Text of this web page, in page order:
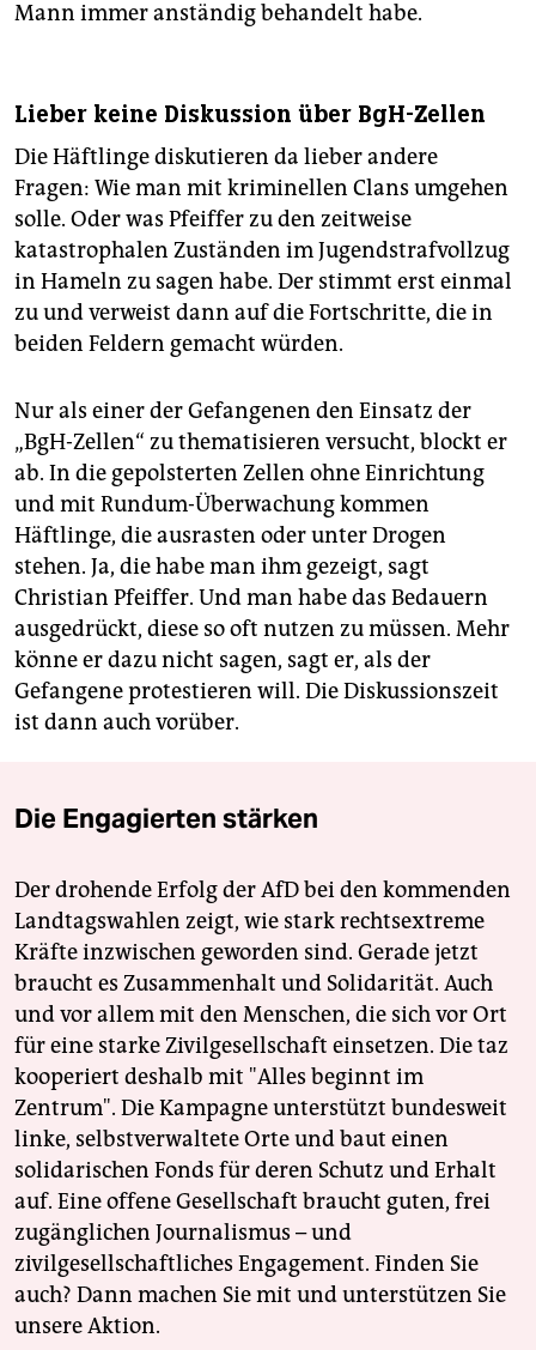
Mann immer anständig behandelt habe.
Lieber keine Diskussion über BgH-Zellen
Die Häftlinge diskutieren da lieber andere
Fragen:­ Wie man mit kriminellen Clans umgehen
solle. Oder was Pfeiffer zu den zeitweise
katastrophalen­ Zuständen im Jugendstrafvollzug
in Hameln zu sagen habe. Der stimmt erst einmal
zu und verweist dann auf die Fortschritte, die in
beiden Feldern gemacht würden.
Nur als einer der Gefangenen den Einsatz der
„BgH-Zellen“ zu thematisieren versucht, blockt er
ab. In die gepolsterten Zellen ohne Einrichtung
und mit Rundum-Überwachung kommen
Häftlinge, die ausrasten oder unter Drogen
stehen. Ja, die habe man ihm gezeigt, sagt
Christian­ Pfeiffer.­ Und man habe das Bedauern
ausgedrückt, diese so oft nutzen zu müssen. Mehr
könne er dazu nicht sagen, sagt er, als der
Gefangene protestieren will. Die Diskussionszeit
ist dann auch vorüber.
Die Engagierten stärken
Der drohende Erfolg der AfD bei den kommenden
Landtagswahlen zeigt, wie stark rechtsextreme
Kräfte inzwischen geworden sind. Gerade jetzt
braucht es Zusammenhalt und Solidarität. Auch
und vor allem mit den Menschen, die sich vor Ort
für eine starke Zivilgesellschaft einsetzen. Die taz
kooperiert deshalb mit "Alles beginnt im
Zentrum". Die Kampagne unterstützt bundesweit
linke, selbstverwaltete Orte und baut einen
solidarischen Fonds für deren Schutz und Erhalt
auf. Eine offene Gesellschaft braucht guten, frei
zugänglichen Journalismus – und
zivilgesellschaftliches Engagement. Finden Sie
auch? Dann machen Sie mit und unterstützen Sie
unsere Aktion.